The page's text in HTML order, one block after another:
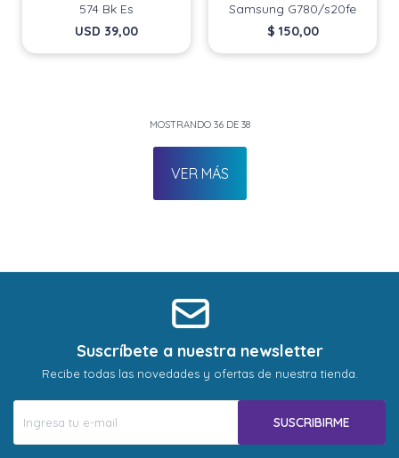
574 Bk Es
USD 39,00
Samsung G780/s20fe
$ 150,00
MOSTRANDO 36DE 38
VER MÁS
Suscríbete a nuestra newsletter
Recibe todas las novedades y ofertas de nuestra tienda.
SUSCRIBIRME